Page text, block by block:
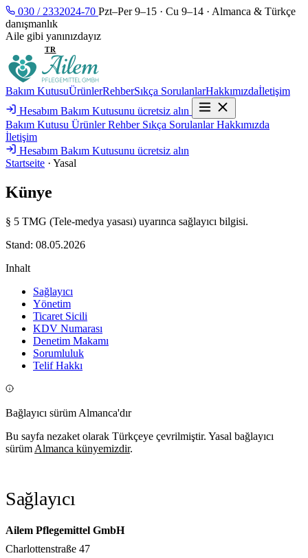
030 / 2332024-70 Pzt–Per 9–15 · Cu 9–14 · Almanca & Türkçe
danışmanlık
Aile gibi yanınızdayız
TR
Bakım KutusuÜrünlerRehberSıkça SorulanlarHakkımızdaİletişim
Hesabım Bakım Kutusunu ücretsiz alın
Bakım Kutusu ÜrünlerRehber Sıkça SorulanlarHakkımızda
İletişim
Hesabım Bakım Kutusunu ücretsiz alın
Startseite · Yasal
Künye
§ 5 TMG (Tele-medya yasası) uyarınca sağlayıcı bilgisi.
Stand: 08.05.2026
Inhalt
Sağlayıcı
Yönetim
Ticaret Sicili
KDV Numarası
Denetim Makamı
Sorumluluk
Telif Hakkı
Bağlayıcı sürüm Almanca'dır
Bu sayfa nezaket olarak Türkçeye çevrilmiştir. Yasal bağlayıcı
sürüm Almanca künyemizdir.
Sağlayıcı
Ailem Pflegemittel GmbH
Charlottenstraße 47